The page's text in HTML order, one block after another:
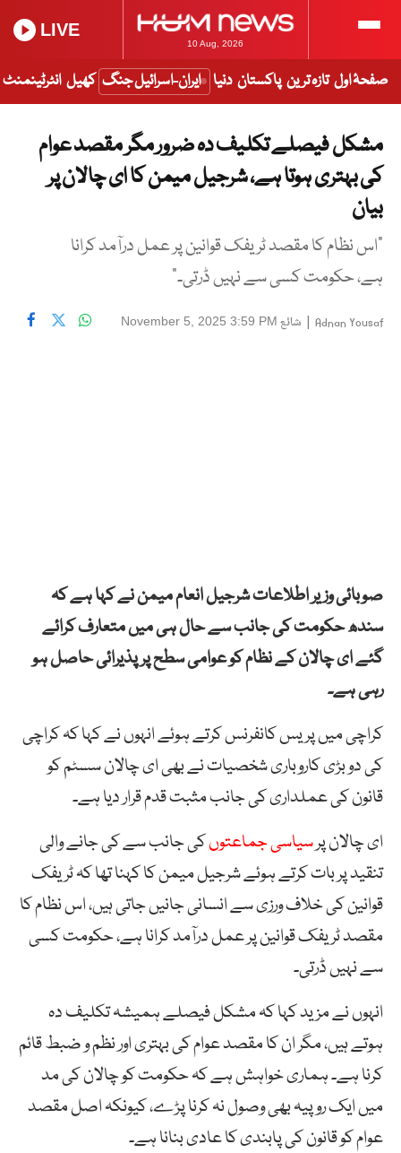
10 Aug, 2026
LIVE
صفحۂ اول تازہ ترین پاکستان دنیا ایران-اسرائیل جنگ کھیل انٹرٹینمنٹ
مشکل فیصلے تکلیف دہ ضرور مگر مقصد عوام
کی بہتری ہوتا ہے، شرجیل میمن کا ای چالان پر
بیان
"اس نظام کا مقصد ٹریفک قوانین پر عمل درآمد کرانا
ہے، حکومت کسی سے نہیں ڈرتی۔"
Adnan Yousaf
| شائع November 5, 2025 3:59 PM
صوبائی وزیر اطلاعات شرجیل انعام میمن نے کہا ہے کہ
سندھ حکومت کی جانب سے حال ہی میں متعارف کرائے
گئے ای چالان کے نظام کو عوامی سطح پر پذیرائی حاصل ہو
رہی ہے۔
کراچی میں پریس کانفرنس کرتے ہوئے انہوں نے کہا کہ کراچی
کی دو بڑی کاروباری شخصیات نے بھی ای چالان سسٹم کو
قانون کی عملداری کی جانب مثبت قدم قرار دیا ہے۔
ای چالان پرسیاسی جماعتوںکی جانب سے کی جانے والی
تنقید پر بات کرتے ہوئے شرجیل میمن کا کہنا تھا کہ ٹریفک
قوانین کی خلاف ورزی سے انسانی جانیں جاتی ہیں، اس نظام کا
مقصد ٹریفک قوانین پر عمل درآمد کرانا ہے، حکومت کسی
سے نہیں ڈرتی۔
انہوں نے مزید کہا کہ مشکل فیصلے ہمیشہ تکلیف دہ
ہوتے ہیں، مگر ان کا مقصد عوام کی بہتری اور نظم و ضبط قائم
کرنا ہے۔ ہماری خواہش ہے کہ حکومت کو چالان کی مد
میں ایک روپیہ بھی وصول نہ کرنا پڑے، کیونکہ اصل مقصد
عوام کو قانون کی پابندی کا عادی بنانا ہے۔